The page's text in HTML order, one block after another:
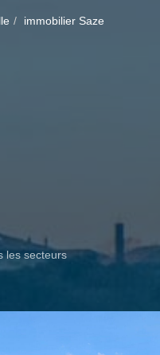
immobilier Saze
les secteurs